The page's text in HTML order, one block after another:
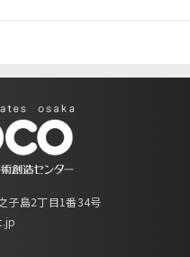
子島2丁目1番34号